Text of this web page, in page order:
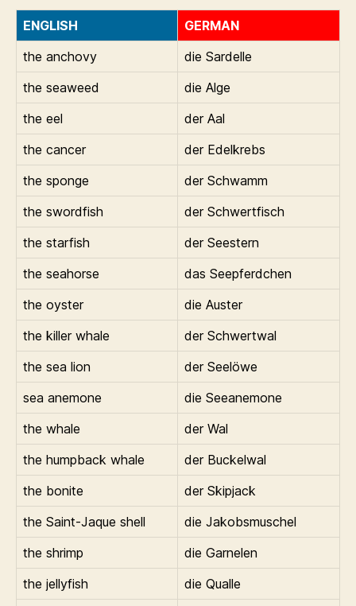
ENGLISH
GERMAN
the anchovy
die Sardelle
the seaweed
die Alge
the eel
der Aal
the cancer
der Edelkrebs
the sponge
der Schwamm
the swordfish
der Schwertfisch
the starfish
der Seestern
the seahorse
das Seepferdchen
the oyster
die Auster
the killer whale
der Schwertwal
the sea lion
der Seelöwe
sea anemone
die Seeanemone
the whale
der Wal
the humpback whale
der Buckelwal
the bonite
der Skipjack
the Saint-Jaque shell
die Jakobsmuschel
the shrimp
die Garnelen
the jellyfish
die Qualle